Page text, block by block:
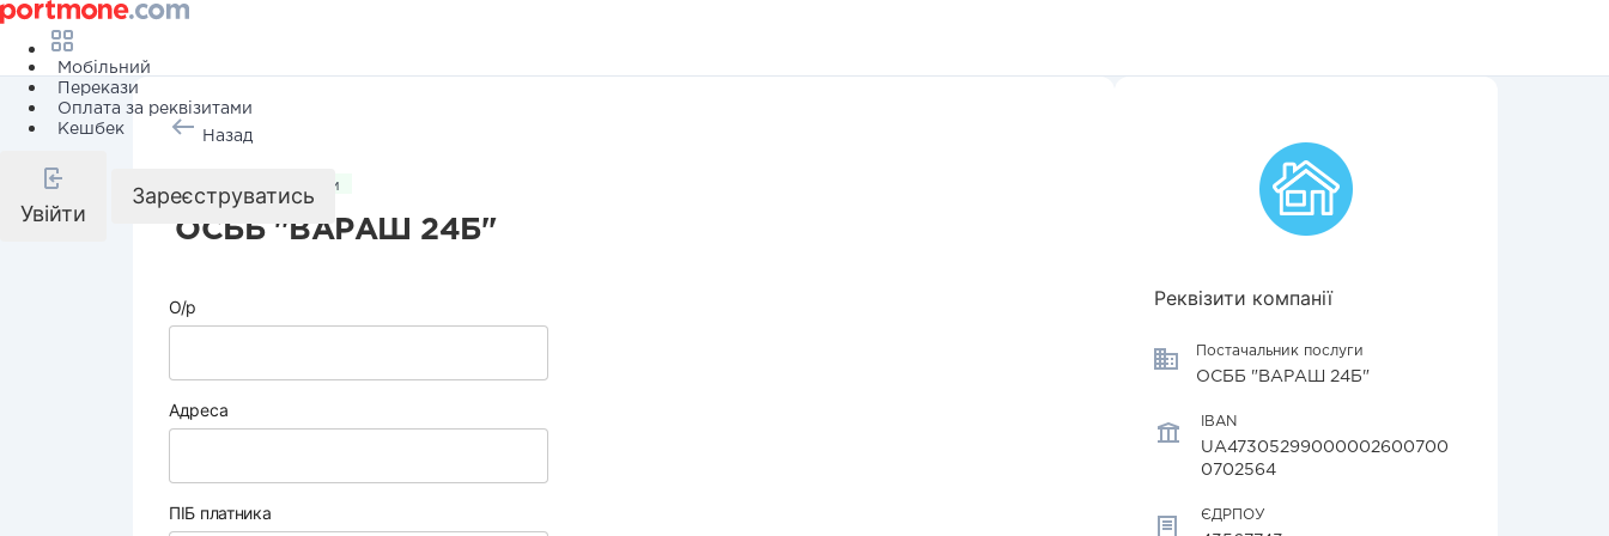
Мобільний
Перекази
Оплата за реквізитами
Кешбек
Увійти
Зареєструватись
Назад
Комунальні послуги
ОСББ "ВАРАШ 24Б"
О/р
Адреса
ПІБ платника
Реквізити компанії
Постачальник послуги
ОСББ "ВАРАШ 24Б"
IBAN
UA47305299000002600700
0702564
ЄДРПОУ